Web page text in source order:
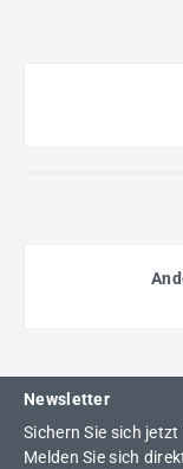
Newsletter
Sichern Sie sich
Melden Sie sich